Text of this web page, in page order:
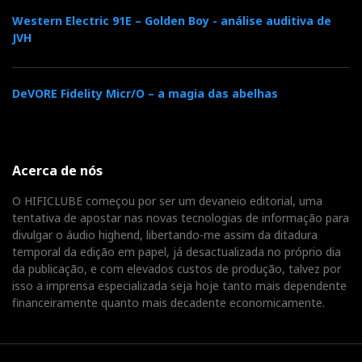
Com o Kithara, as vozes respiram melhor, os pratos
reverberação é mais fácil de seguir. Pequenos
O Maxwell 2 ANC faz a
música parecer maior;
o Kithara faz a música
parecer mais livre.
A escolha do veneno
Western Electric 91E – Golden Boy - análise auditiva de
JVH
DeVORE Fidelity Micr/O – a magia das abelhas
Acerca de nós
O HIFICLUBE começou por ser um devaneio editorial, uma
tentativa de apostar nas novas tecnologias de informação para
divulgar o áudio highend, libertando-me assim da ditadura
temporal da edição em papel, já desactualizada no próprio dia
da publicação, e com elevados custos de produção, talvez por
isso a imprensa especializada seja hoje tanto mais dependente
financeiramente quanto mais decadente economicamente.